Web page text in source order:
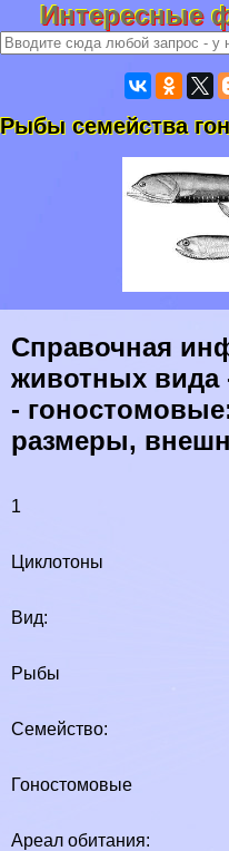
Интересные
Рыбы семейства
Справочная
животных
-
размеры,
1
Циклотоны
Вид:
Рыбы
Семейство:
Гоностомовые
Ареал обитания: